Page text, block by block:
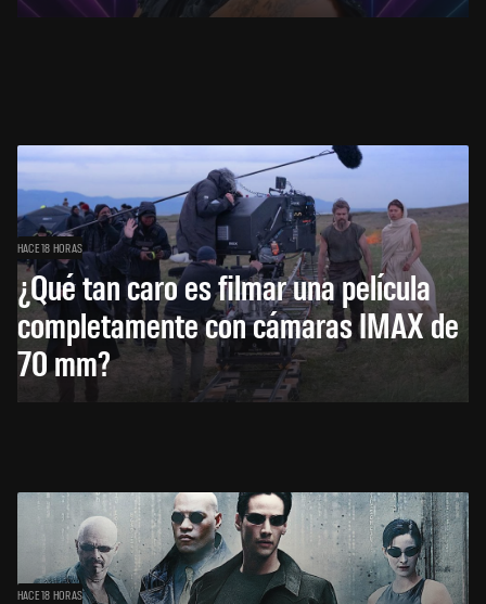
HACE 18 HORAS
¿Qué tan caro es filmar una película
completamente con cámaras IMAX de
70 mm?
HACE 18 HORAS